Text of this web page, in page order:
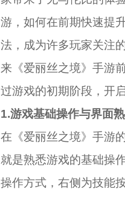
游，如何在前期快速提
法，成为许多玩家关注
来《爱丽丝之境》手游
过游戏的初期阶段，开
1.游戏基础操作与界面
在《爱丽丝之境》手游
就是熟悉游戏的基础操
操作方式，右侧为技能